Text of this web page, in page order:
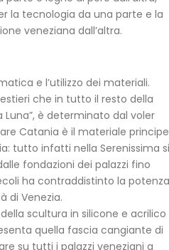
la tecnologia da una parte e la
veneziana dall’altra.
e l’utilizzo dei materiali.
che in tutto il resto della
Luna”, è determinato dal voler
Catania è il materiale principe
tutto infatti nella Serenissima si
fondazioni dei palazzi fino
ha contraddistinto la potenza
di Venezia.
scultura in silicone e acrilico
quella fascia cangiante di
su tutti i palazzi veneziani a